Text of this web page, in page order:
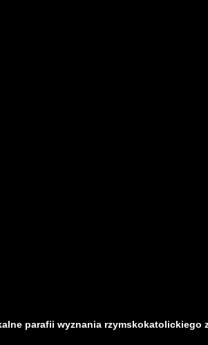
parafii wyznania rzymskokatolickiego